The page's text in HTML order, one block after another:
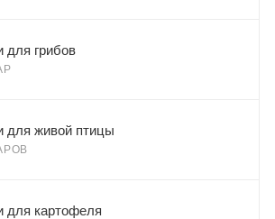
для грибов
для живой птицы
для картофеля